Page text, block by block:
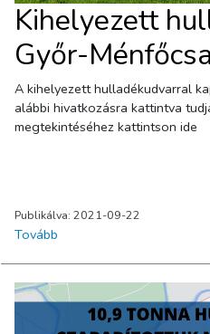
Kihelyezett
Győr-
A kihelyezett hulladékudvarral
alábbi hivatkozásra kattintva
megtekintéséhez kattintson ide
Publikálva: 2021-09-22
Tovább